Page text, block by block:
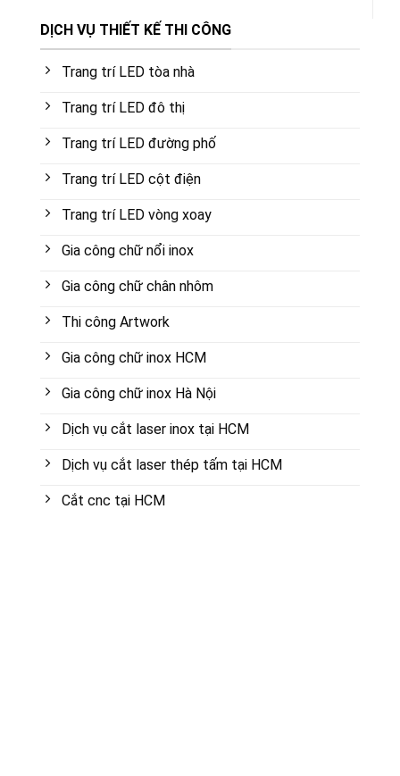
DỊCH VỤ THIẾT KẾ THI CÔNG
Trang trí LED tòa nhà
Trang trí LED đô thị
Trang trí LED đường phố
Trang trí LED cột điện
Trang trí LED vòng xoay
Gia công chữ nổi inox
Gia công chữ chân nhôm
Thi công Artwork
Gia công chữ inox HCM
Gia công chữ inox Hà Nội
Dịch vụ cắt laser inox tại HCM
Dịch vụ cắt laser thép tấm tại HCM
Cắt cnc tại HCM